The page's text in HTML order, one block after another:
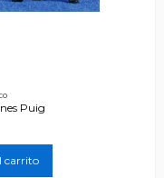
Puig
carrito